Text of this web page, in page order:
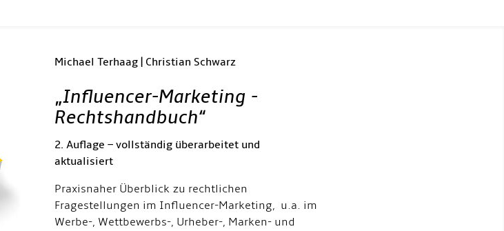
Michael Terhaag | Christian Schwarz
„Influencer-Marketing -
Rechtshandbuch“
2. Auflage – vollständig überarbeitet und
aktualisiert
Praxisnaher Überblick zu rechtlichen
Fragestellungen im Influencer-Marketing, u.a. im
Werbe-, Wettbewerbs-, Urheber-, Marken- und